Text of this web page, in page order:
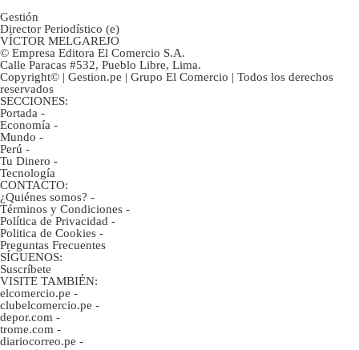
Gestión
Director Periodístico (e)
VÍCTOR MELGAREJO
© Empresa Editora El Comercio S.A.
Calle Paracas #532, Pueblo Libre, Lima.
Copyright© | Gestion.pe | Grupo El Comercio | Todos los derechos
reservados
SECCIONES:
Portada -
Economía -
Mundo -
Perú -
Tu Dinero -
Tecnología
CONTACTO:
¿Quiénes somos? -
Términos y Condiciones -
Política de Privacidad -
Politica de Cookies -
Preguntas Frecuentes
SÍGUENOS:
Suscríbete
VISITE TAMBIÉN:
elcomercio.pe -
clubelcomercio.pe -
depor.com -
trome.com -
diariocorreo.pe -